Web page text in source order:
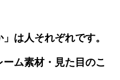
は人それぞれです。
ム素材・見た目のこ